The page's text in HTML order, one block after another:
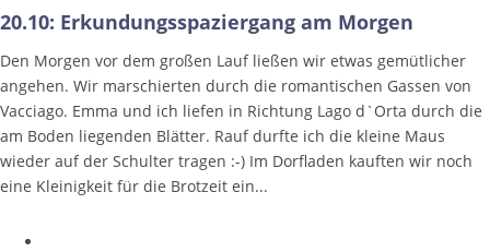
20.10: Erkundungsspaziergang am Morgen
Den Morgen vor dem großen Lauf ließen wir etwas gemütlicher
angehen. Wir marschierten durch die romantischen Gassen von
Vacciago. Emma und ich liefen in Richtung Lago d`Orta durch die
am Boden liegenden Blätter. Rauf durfte ich die kleine Maus
wieder auf der Schulter tragen :-) Im Dorfladen kauften wir noch
eine Kleinigkeit für die Brotzeit ein...